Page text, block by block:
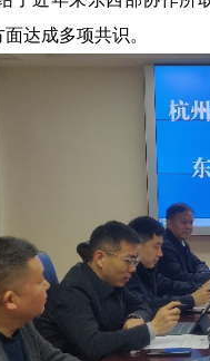
达成多项共识。